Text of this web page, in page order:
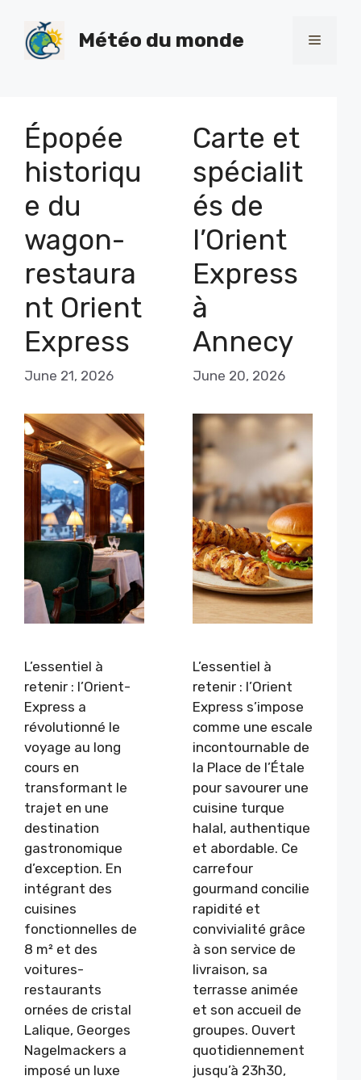
content
Météo du monde Menu
Épopée
historiqu
e du
wagon-
restaura
nt Orient
Express
June 21, 2026
L’essentiel à
retenir : l’Orient-
Express a
révolutionné le
voyage au long
cours en
transformant le
trajet en une
destination
gastronomique
d’exception. En
intégrant des
cuisines
fonctionnelles de
8 m² et des
voitures-
restaurants
ornées de cristal
Lalique, Georges
Nagelmackers a
imposé un luxe
Carte et
spécialit
és de
l’Orient
Express
à
Annecy
June 20, 2026
L’essentiel à
retenir : l’Orient
Express s’impose
comme une escale
incontournable de
la Place de l’Étale
pour savourer une
cuisine turque
halal, authentique
et abordable. Ce
carrefour
gourmand concilie
rapidité et
convivialité grâce
à son service de
livraison, sa
terrasse animée
et son accueil de
groupes. Ouvert
quotidiennement
jusqu’à 23h30,